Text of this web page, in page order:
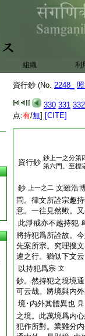
組織 利
資行鈔 (No. 2248_
330 331 332
点:有/無] [CITE]
資行鈔 鈔上一之分第
第六門。至標
鈔 上一之二 文雖浩
問。律文所詮宗趣
意。一往見然歟。
此淨戒亦不越持犯
將持犯爲所詮故。
先案所宗。究理搜
違之行。猶似下文
以持犯爲宗 文
鈔。然持犯之境境
可云哉。將境與内
境･内外其體異也 見
之境。此萬境爲内
犯作所對。業雖分